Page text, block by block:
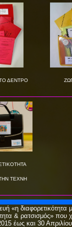
ΔΕΝΤΡΟ
ΤΕΧΝΗ
«η διαφορετικότητα
& ρατσισμός» που
έως και 30